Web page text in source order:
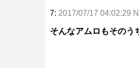
7: 2017/07/17 04:02:29
そんなアムロもそのう